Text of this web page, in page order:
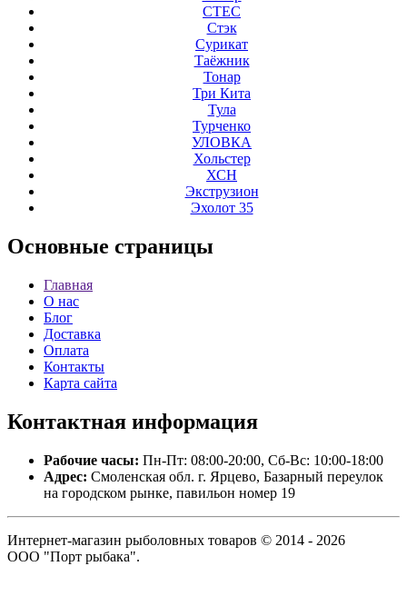
СТЕС
Стэк
Сурикат
Таёжник
Тонар
Три Кита
Тула
Турченко
УЛОВКА
Хольстер
ХСН
Экструзион
Эхолот 35
Основные страницы
Главная
О нас
Блог
Доставка
Оплата
Контакты
Карта сайта
Контактная информация
Рабочие часы: Пн-Пт: 08:00-20:00, Сб-Вс: 10:00-18:00
Адрес: Смоленская обл. г. Ярцево, Базарный переулок
на городском рынке, павильон номер 19
Интернет-магазин рыболовных товаров © 2014 - 2026
ООО "Порт рыбака".